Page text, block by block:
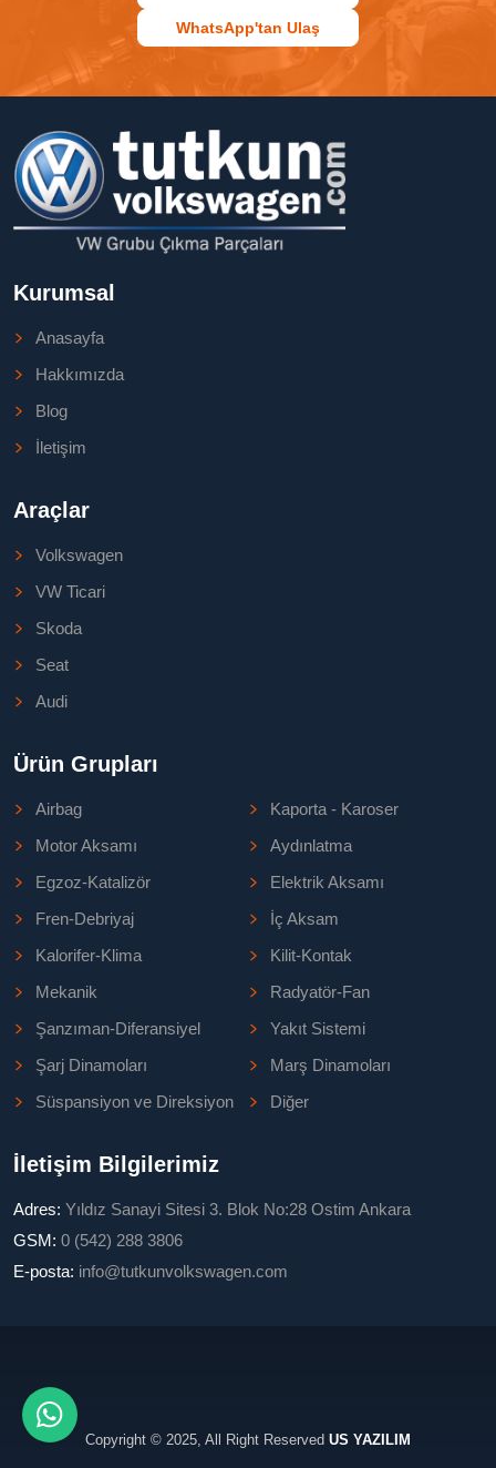
WhatsApp'tan Ulaş
Kurumsal
Anasayfa
Hakkımızda
Blog
İletişim
Araçlar
Volkswagen
VW Ticari
Skoda
Seat
Audi
Ürün Grupları
Airbag
Kaporta - Karoser
Motor Aksamı
Aydınlatma
Egzoz-Katalizör
Elektrik Aksamı
Fren-Debriyaj
İç Aksam
Kalorifer-Klima
Kilit-Kontak
Mekanik
Radyatör-Fan
Şanzıman-Diferansiyel
Yakıt Sistemi
Şarj Dinamoları
Marş Dinamoları
Süspansiyon ve Direksiyon
Diğer
İletişim Bilgilerimiz
Adres: Yıldız Sanayi Sitesi 3. Blok No:28 Ostim Ankara
GSM: 0 (542) 288 3806
E-posta: info@tutkunvolkswagen.com
Copyright © 2025, All Right Reserved US YAZILIM